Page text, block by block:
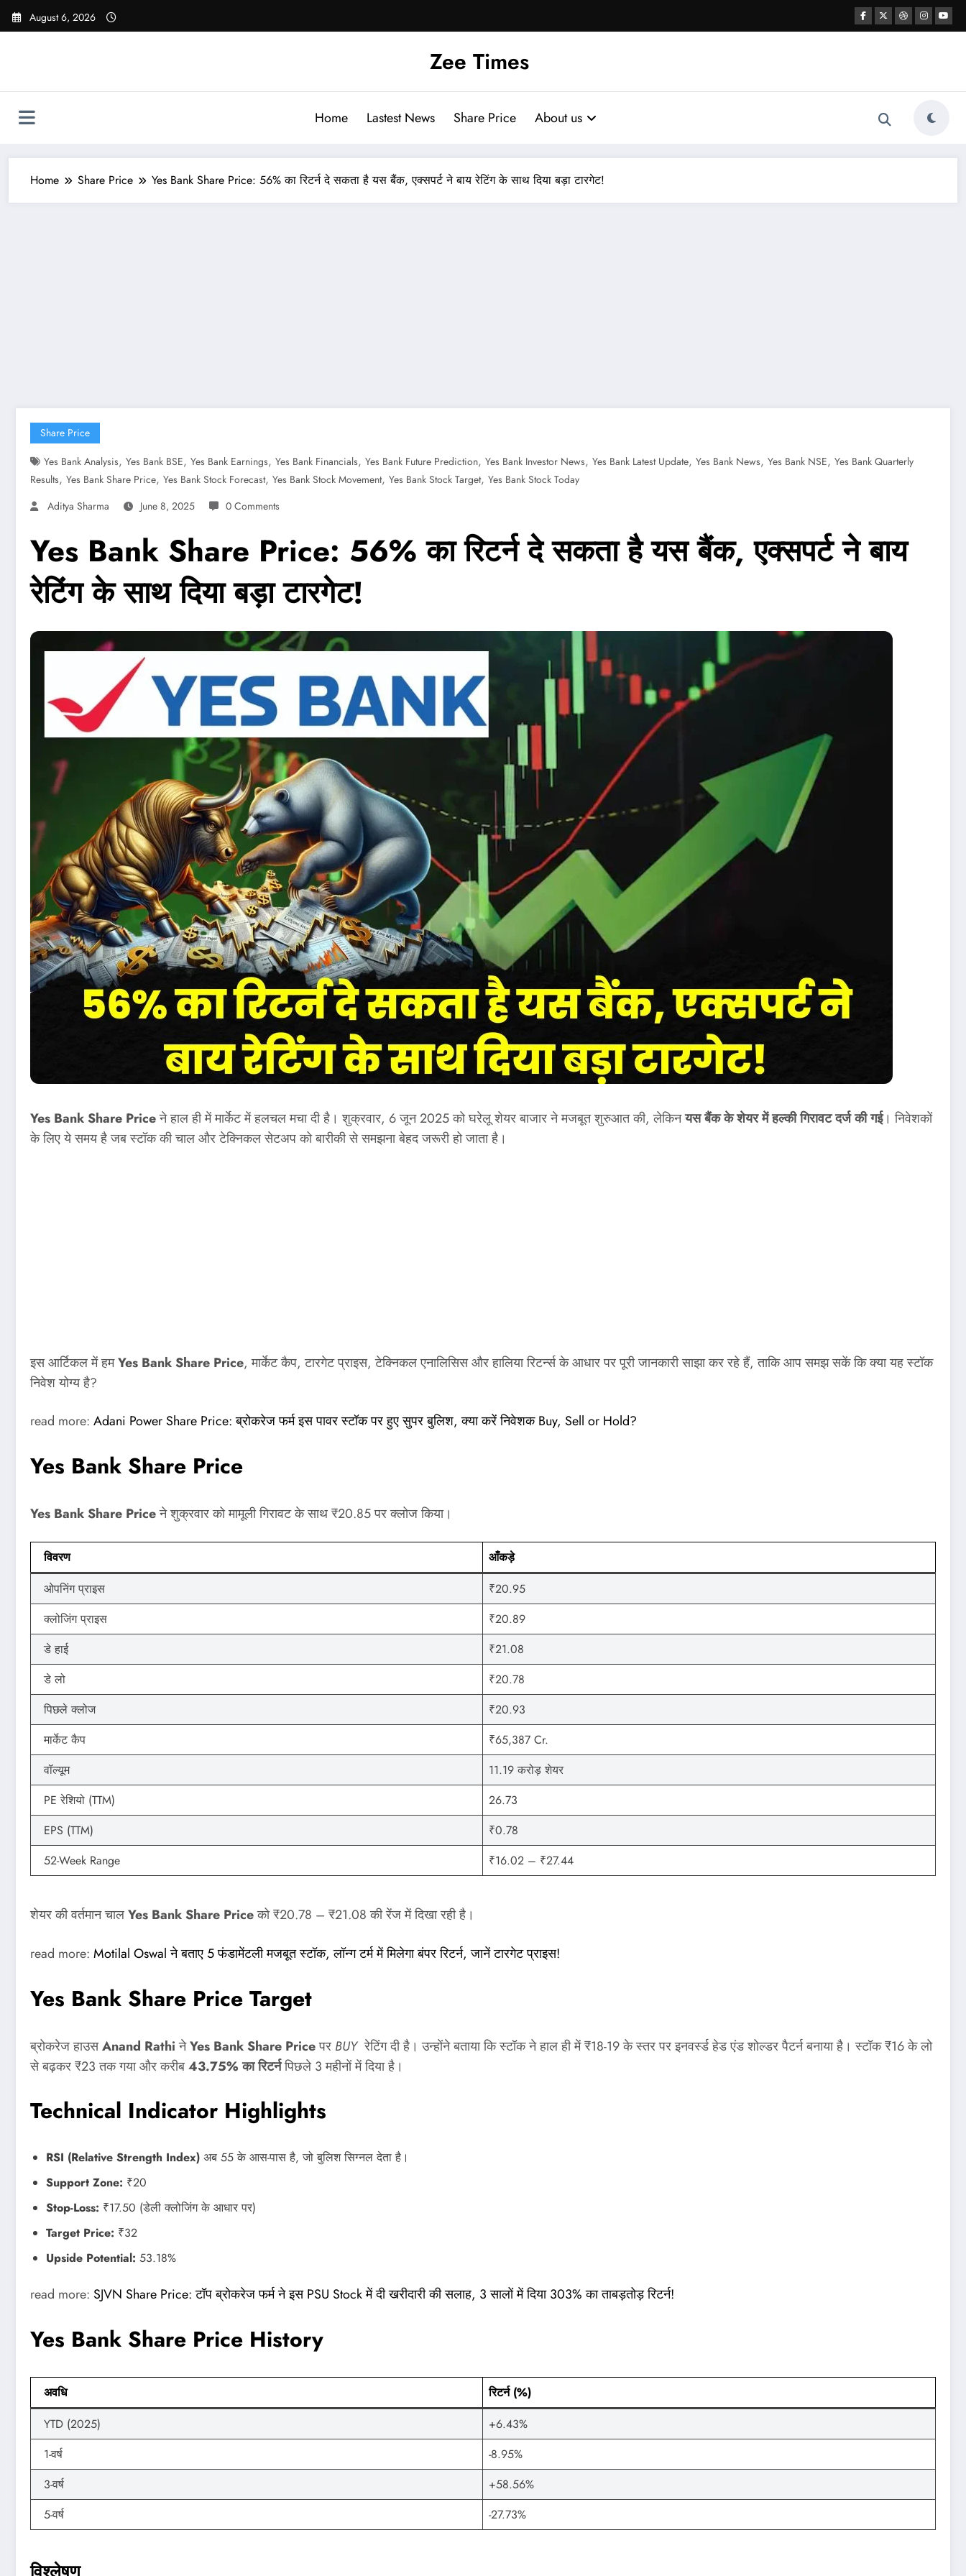
Skip
August 6, 2026
Zee Times
Home Lastest News Share Price About us
Home Share Price Yes Bank Share Price: 56% का रिटर्न दे सकता है यस बैंक, एक्सपर्ट ने बाय रेटिंग के साथ दिया बड़ा टारगेट!
Share Price
Yes Bank Analysis, Yes Bank BSE, Yes Bank Earnings, Yes Bank Financials, Yes Bank Future Prediction, Yes Bank Investor News, Yes Bank Latest Update, Yes Bank News, Yes Bank NSE, Yes Bank Quarterly
Results, Yes Bank Share Price, Yes Bank Stock Forecast, Yes Bank Stock Movement, Yes Bank Stock Target, Yes Bank Stock Today
Aditya Sharma
June 8, 2025 0 Comments
Yes Bank Share Price: 56% का रिटर्न दे सकता है यस बैंक, एक्सपर्ट ने बाय
रेटिंग के साथ दिया बड़ा टारगेट!
Yes Bank Share Priceने हाल ही में मार्केट में हलचल मचा दी है। शुक्रवार, 6 जून 2025 को घरेलू शेयर बाजार ने मजबूत शुरुआत की, लेकिनयस बैंक के शेयर में हल्की गिरावट दर्ज की गई। निवेशकों
के लिए ये समय है जब स्टॉक की चाल और टेक्निकल सेटअप को बारीकी से समझना बेहद जरूरी हो जाता है।
इस आर्टिकल में हमYes Bank Share Price, मार्केट कैप, टारगेट प्राइस, टेक्निकल एनालिसिस और हालिया रिटर्न्स के आधार पर पूरी जानकारी साझा कर रहे हैं, ताकि आप समझ सकें कि क्या यह स्टॉक
निवेश योग्य है?
read more: Adani Power Share Price: ब्रोकरेज फर्म इस पावर स्टॉक पर हुए सुपर बुलिश, क्या करें निवेशक Buy, Sell or Hold?
Yes Bank Share Price
Yes Bank Share Priceने शुक्रवार को मामूली गिरावट के साथ ₹20.85 पर क्लोज किया।
विवरण
आँकड़े
ओपनिंग प्राइस
₹20.95
क्लोजिंग प्राइस
₹20.89
डे हाई
₹21.08
डे लो
₹20.78
पिछले क्लोज
₹20.93
मार्केट कैप
₹65,387 Cr.
वॉल्यूम
11.19 करोड़ शेयर
PE रेशियो (TTM)
26.73
EPS (TTM)
₹0.78
52-Week Range
₹16.02 – ₹27.44
शेयर की वर्तमान चालYes Bank Share Priceको ₹20.78 – ₹21.08 की रेंज में दिखा रही है।
read more: Motilal Oswal ने बताए 5 फंडामेंटली मजबूत स्टॉक, लॉन्ग टर्म में मिलेगा बंपर रिटर्न, जानें टारगेट प्राइस!
Yes Bank Share Price Target
ब्रोकरेज हाउसAnand RathiनेYes Bank Share Priceपर BUYरेटिंग दी है। उन्होंने बताया कि स्टॉक ने हाल ही में ₹18-19 के स्तर पर इनवर्स्ड हेड एंड शोल्डर पैटर्न बनाया है। स्टॉक ₹16 के लो
से बढ़कर ₹23 तक गया और करीब43.75% का रिटर्नपिछले 3 महीनों में दिया है।
Technical Indicator Highlights
RSI (Relative Strength Index) अब 55 के आस-पास है, जो बुलिश सिग्नल देता है।
Support Zone: ₹20
Stop-Loss: ₹17.50 (डेली क्लोजिंग के आधार पर)
Target Price: ₹32
Upside Potential: 53.18%
read more: SJVN Share Price: टॉप ब्रोकरेज फर्म ने इस PSU Stock में दी खरीदारी की सलाह, 3 सालों में दिया 303% का ताबड़तोड़ रिटर्न!
Yes Bank Share Price History
अवधि
रिटर्न (%)
YTD (2025)
+6.43%
1-वर्ष
-8.95%
3-वर्ष
+58.56%
5-वर्ष
-27.73%